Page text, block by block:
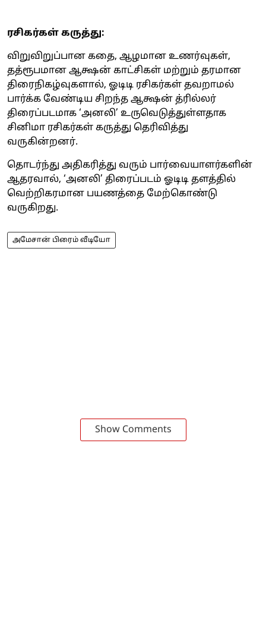
ரசிகர்கள் கருத்து:
விறுவிறுப்பான கதை, ஆழமான உணர்வுகள்,
தத்ரூபமான ஆக்ஷன் காட்சிகள் மற்றும் தரமான
திரைநிகழ்வுகளால், ஓடிடி ரசிகர்கள் தவறாமல்
பார்க்க வேண்டிய சிறந்த ஆக்ஷன் த்ரில்லர்
திரைப்படமாக ‘அனலி’ உருவெடுத்துள்ளதாக
சினிமா ரசிகர்கள் கருத்து தெரிவித்து
வருகின்றனர்.
தொடர்ந்து அதிகரித்து வரும் பார்வையாளர்களின்
ஆதரவால், ‘அனலி’ திரைப்படம் ஓடிடி தளத்தில்
வெற்றிகரமான பயணத்தை மேற்கொண்டு
வருகிறது.
அமேசான் பிரைம் வீடியோ
Show Comments